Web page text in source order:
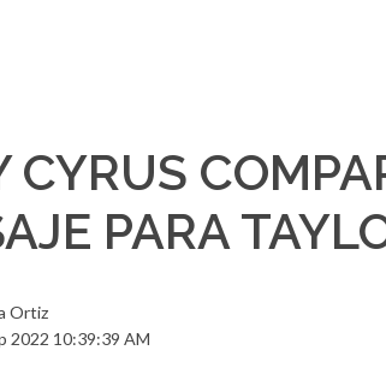
CYRUS
PARA
Ortiz
2022 10:39:39 AM